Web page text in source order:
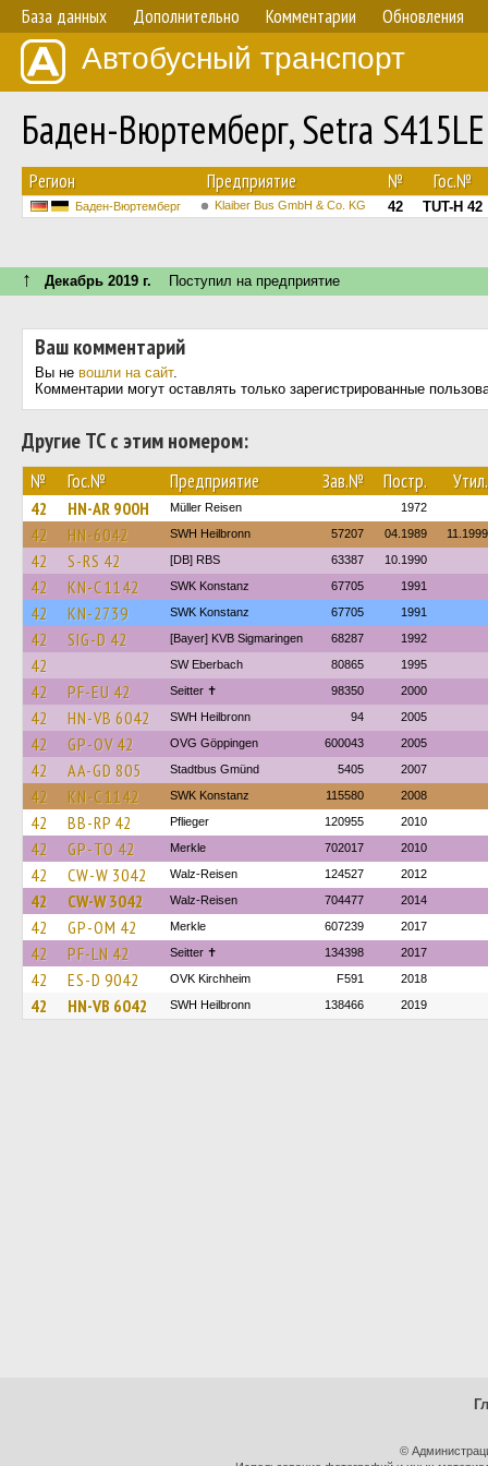
База данных Дополнительно Комментарии Обновления
Автобусный транспорт
Баден-Вюртемберг, Setra
Регион Предприятие № Гос.№
Баден-Вюртемберг Klaiber Bus GmbH & Co. KG 42 TUT-H 42
↑ Декабрь 2019 г. Поступил на предприятие
Ваш комментарий
Вы не вошли на сайт.
Комментарии могут оставлять только зарегистрированные
Другие ТС с этим номером:
№ Гос.№ Предприятие Зав.№ Постр. Утил.
42 HN-AR 900H Müller Reisen 1972
42 HN-6042 SWH Heilbronn 57207 04.1989 11.1999
42 S-RS 42 [DB] RBS 63387 10.1990
42 KN-C 1142 SWK Konstanz 67705 1991
42 KN-2739 SWK Konstanz 67705 1991
42 SIG-D 42 [Bayer] KVB Sigmaringen 68287 1992
42 SW Eberbach 80865 1995
42 PF-EU 42 Seitter ✝ 98350 2000
42 HN-VB 6042 SWH Heilbronn 94 2005
42 GP-OV 42 OVG Göppingen 600043 2005
42 AA-GD 805 Stadtbus Gmünd 5405 2007
42 KN-C 1142 SWK Konstanz 115580 2008
42 BB-RP 42 Pflieger 120955 2010
42 GP-TO 42 Merkle 702017 2010
42 CW-W 3042 Walz-Reisen 124527 2012
42 CW-W 3042 Walz-Reisen 704477 2014
42 GP-OM 42 Merkle 607239 2017
42 PF-LN 42 Seitter ✝ 134398 2017
42 ES-D 9042 OVK Kirchheim F591 2018
42 HN-VB 6042 SWH Heilbronn 138466 2019
©